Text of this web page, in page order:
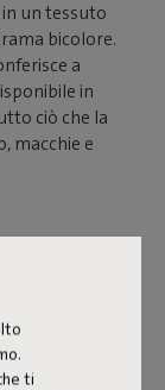
ti
in un tessuto
bicolore.
a
in
ciò che la
macchie e